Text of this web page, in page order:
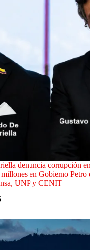
denuncia corrupción
en Gobierno Petro
UNP y CENIT